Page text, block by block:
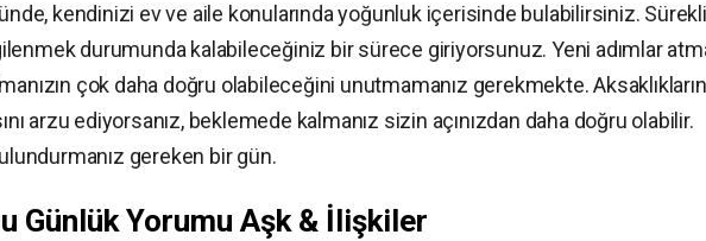
kendinizi ev ve aile konularında yoğunluk içerisinde bulabilirsiniz. Sürekli
durumunda kalabileceğiniz bir sürece giriyorsunuz. Yeni adımlar
çok daha doğru olabileceğini unutmamanız gerekmekte. Aksaklıkların
arzu ediyorsanız, beklemede kalmanız sizin açınızdan daha doğru olabilir.
gereken bir gün.
Günlük Yorumu Aşk & İlişkiler